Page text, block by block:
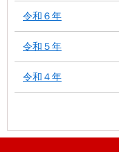
令和６年
令和５年
令和４年